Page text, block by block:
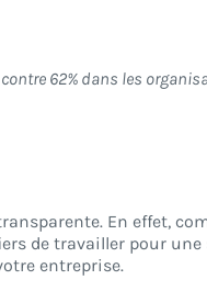
62% dans les
En effet,
de travailler pour
entreprise.